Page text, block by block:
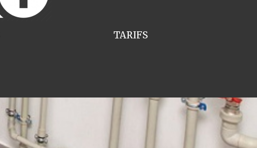
TARIFS